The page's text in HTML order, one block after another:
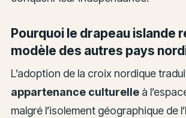
Pourquoi le drapeau islande
modèle des autres pays
L’adoption de la croix nordique
appartenance culturelleà
malgré l’isolement géographique de